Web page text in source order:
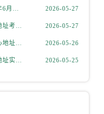
山西省太原市迎泽区迎泽街道解放路15号亨得利名表维修授权店3楼劳力士售后服务中心（需提前预约）
天津市和平区赤峰道136号天津国际金融中心26层2603室劳力士售后服务中心（需提前预约）
安徽省池州市贵池区长江路劳力士售后服务中心（需提前预约）
劳力士手表维修深度测评：2026年6月最新官方售后服务网点全盘点 2026-05-27
2026最新劳力士腕表客户服务点地址考察报告 2026-05-27
2026最新劳力士手表售后保养中心地址考察报告 2026-05-26
2026最新劳力士手表售后服务点地址实地探访报告 2026-05-25